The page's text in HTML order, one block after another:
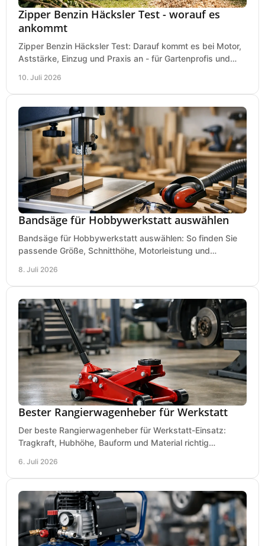
Zipper Benzin Häcksler Test - worauf es
ankommt
Zipper Benzin Häcksler Test: Darauf kommt es bei Motor,
Aststärke, Einzug und Praxis an - für Gartenprofis und
10. Juli 2026
Bandsäge für Hobbywerkstatt auswählen
Bandsäge für Hobbywerkstatt auswählen: So finden Sie
passende Größe, Schnitthöhe, Motorleistung und
8. Juli 2026
Bester Rangierwagenheber für Werkstatt
Der beste Rangierwagenheber für Werkstatt-Einsatz:
Tragkraft, Hubhöhe, Bauform und Material richtig
6. Juli 2026